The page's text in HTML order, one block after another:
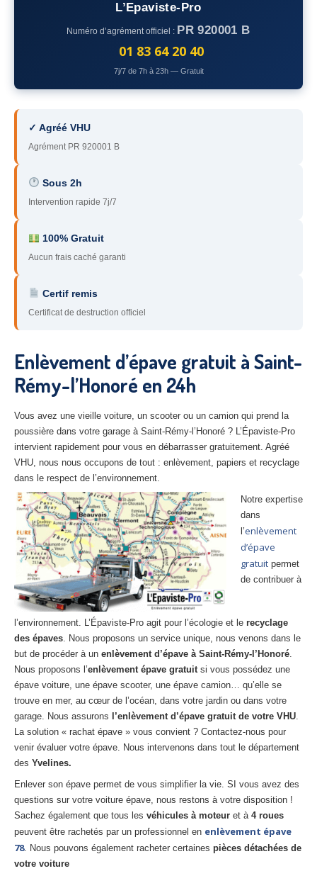
– Hauts-de-Seine
– Seine-Saint-Denis
95 – Val d’Oise
89 – Yonne
51 – Marne
28 – Eure-et-Loir
10– Aube
02– Aisne
Tousles secteurs
CENTREVHU AGRÉE
Centreagréé VHU Paris 75 : casse auto avec destruction
Centreagréé VHU 77 : casse auto avec destruction
Centreagréé VHU 78 : casse auto avec destruction
Centreagréé VHU 91 : casse auto avec destruction
Centreagréé VHU 92 : casse auto avec destruction
Centreagréé VHU 93 : casse auto avec destruction
Centre agréé VHU 94 : casse auto avec destruction
Centreagréé VHU 95 : casse auto avec destruction
DOCUMENTS
RACHAT VÉHICULES
CONTACT
01 83 64 20 40
L’Epaviste-Pro
Numéro d’agrément officiel : PR 920001 B
01 83 64 20 40
7j/7 de 7h à 23h — Gratuit
✓ Agréé VHU
Agrément PR 920001 B
Sous 2h
Intervention rapide 7j/7
100% Gratuit
Aucun frais caché garanti
Certif remis
Certificat de destruction officiel
Enlèvement d’épave gratuit à Saint-
Rémy-l’Honoré en 24h
Vous avez une vieille voiture, un scooter ou un camion qui prend la
poussière dans votre garage à Saint-Rémy-l’Honoré ? L’Épaviste-Pro
intervient rapidement pour vous en débarrasser gratuitement. Agréé
VHU, nous nous occupons de tout : enlèvement, papiers et recyclage
dans le respect de l’environnement.
Notre expertise
dans
l’enlèvement
d’épave
gratuit permet
de contribuer à
l’environnement. L’Épaviste-Pro agit pour l’écologie et le recyclage
des épaves. Nous proposons un service unique, nous venons dans le
but de procéder à un enlèvement d’épave à Saint-Rémy-l’Honoré.
Nous proposons l’enlèvement épave gratuit si vous possédez une
épave voiture, une épave scooter, une épave camion… qu’elle se
trouve en mer, au cœur de l’océan, dans votre jardin ou dans votre
garage. Nous assurons
l’enlèvement d’épave gratuit de votre VHU.
La solution « rachat épave » vous convient ? Contactez-nous pour
venir évaluer votre épave. Nous intervenons dans tout le département
des Yvelines.
Enlever son épave permet de vous simplifier la vie. SI vous avez des
questions sur votre voiture épave, nous restons à votre disposition !
Sachez également que tous les véhicules à moteur et à 4 roues
peuvent être rachetés par un professionnel en enlèvement épave
78. Nous pouvons également racheter certaines pièces détachées de
votre voiture